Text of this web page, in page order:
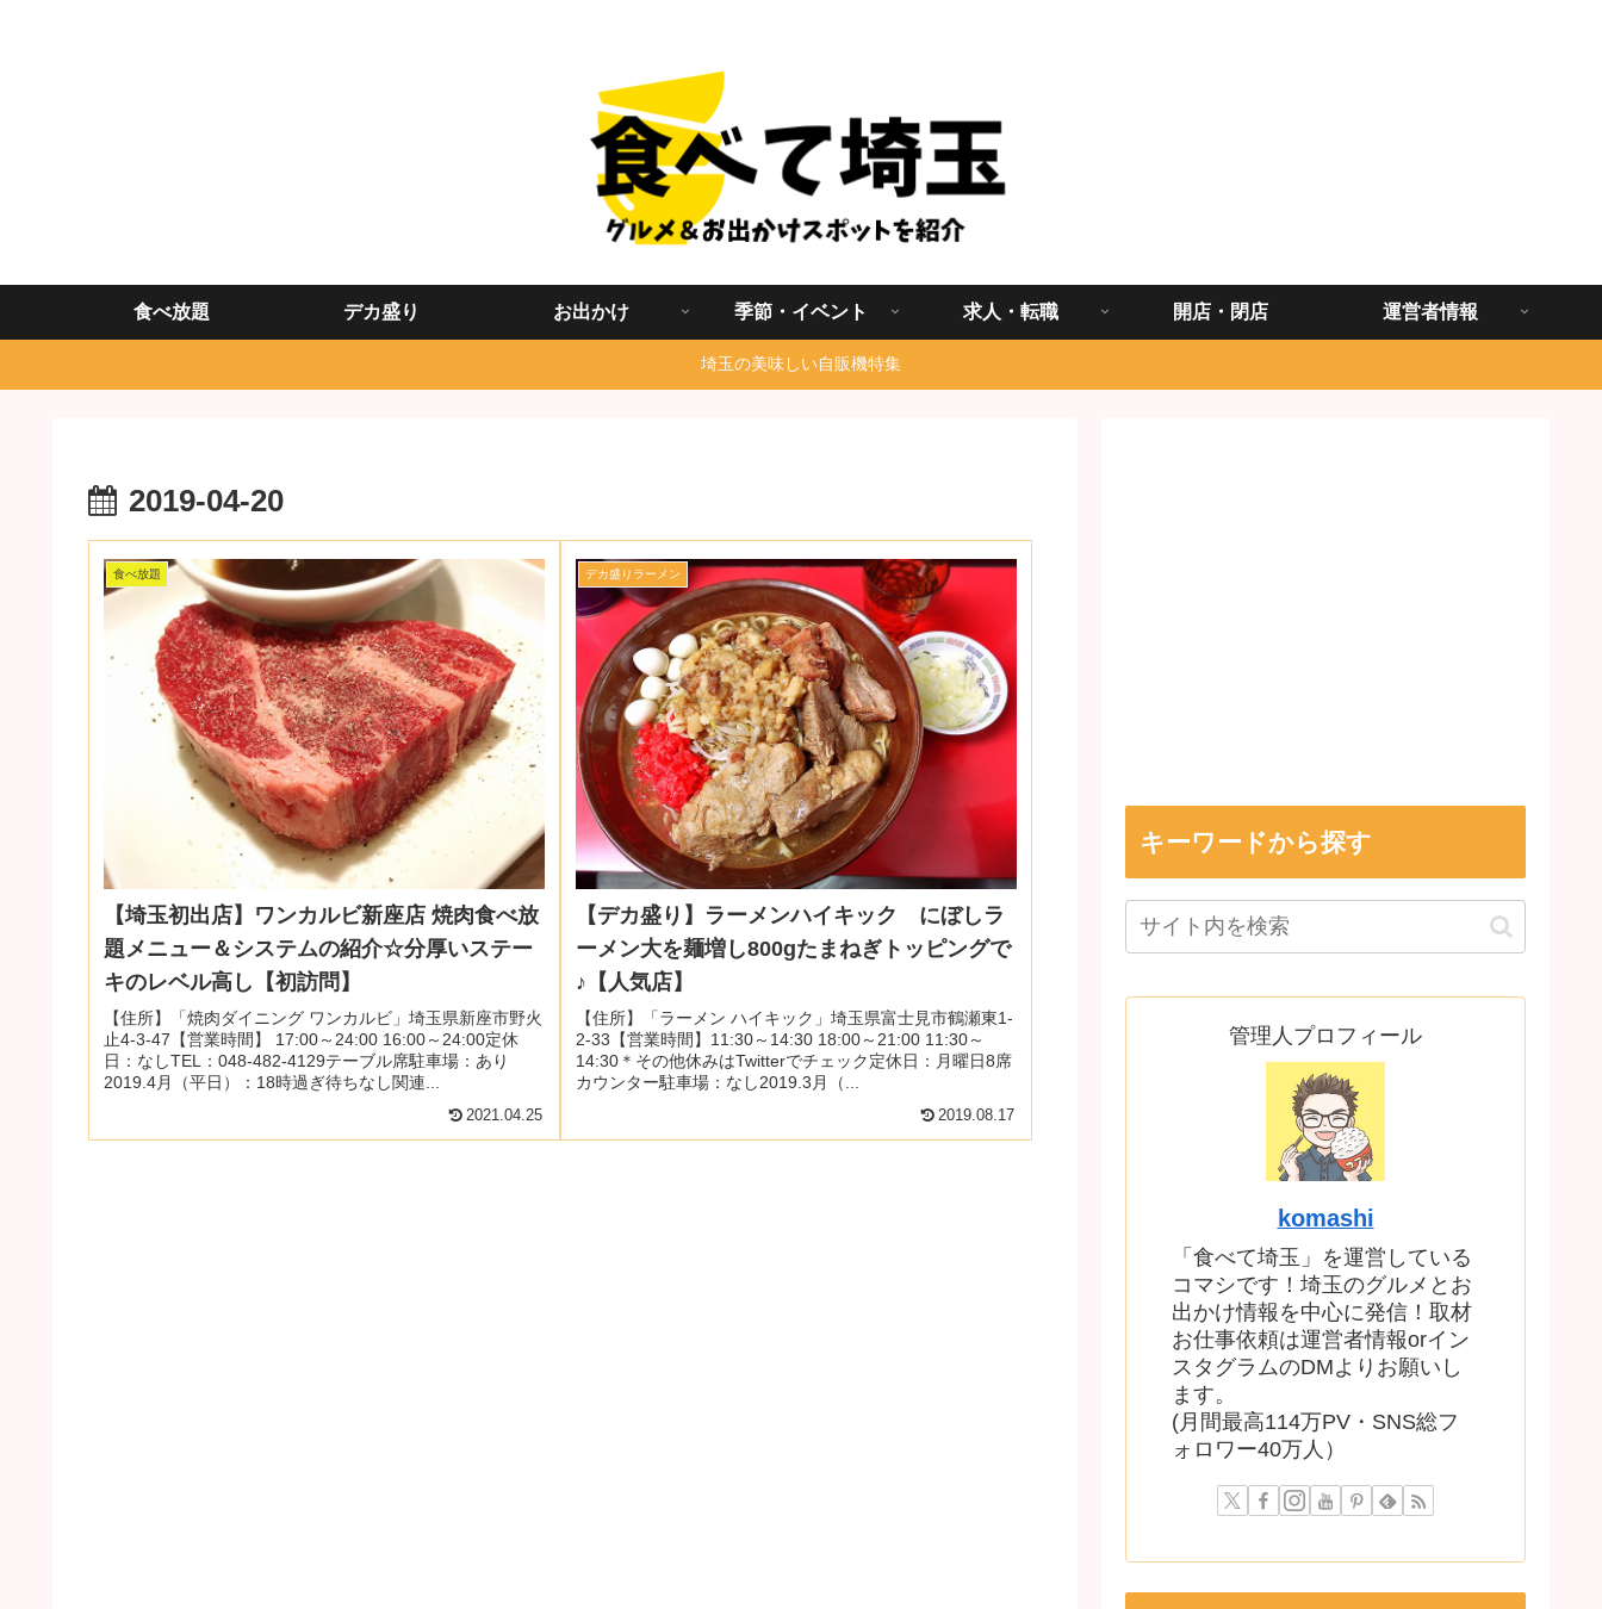
食べ放題 デカ盛り お出かけ 季節・イベント 求人・転職 開店・閉店 運営者情報
埼玉の美味しい自販機特集
2019-04-20
食べ放題
【埼玉初出店】ワンカルビ新座店 焼肉食べ放
題メニュー＆システムの紹介☆分厚いステー
キのレベル高し【初訪問】
【住所】「焼肉ダイニング ワンカルビ」埼玉県新座市野火
止4-3-47【営業時間】 17:00～24:00 16:00～24:00定休
日：なしTEL：048-482-4129テーブル席駐車場：あり
2019.4月（平日）：18時過ぎ待ちなし関連...
2021.04.25
デカ盛りラーメン
【デカ盛り】ラーメンハイキック にぼしラ
ーメン大を麺増し800gたまねぎトッピングで
♪【人気店】
【住所】「ラーメン ハイキック」埼玉県富士見市鶴瀬東1-
2-33【営業時間】11:30～14:30 18:00～21:00 11:30～
14:30＊その他休みはTwitterでチェック定休日：月曜日8席
カウンター駐車場：なし2019.3月（...
2019.08.17
キーワードから探す
管理人プロフィール
komashi
「食べて埼玉」を運営している
コマシです！埼玉のグルメとお
出かけ情報を中心に発信！取材
お仕事依頼は運営者情報orイン
スタグラムのDMよりお願いし
ます。
(月間最高114万PV・SNS総フ
ォロワー40万人）